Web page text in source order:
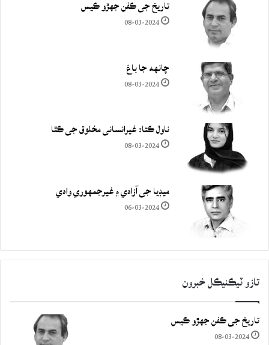
تاريخ جي ڪفن جھڙو ڪيس
08-03-2024
چانهه جا باغ
08-03-2024
ناول ڪتا: غيرانساني مخلوق جي ڪٿا
08-03-2024
ميڊيا جي آزادي ۽ غيرجمھوري وادي
06-03-2024
تازو ٽيڪنيڪل خبرون
تاريخ جي ڪفن جھڙو ڪيس
08-03-2024